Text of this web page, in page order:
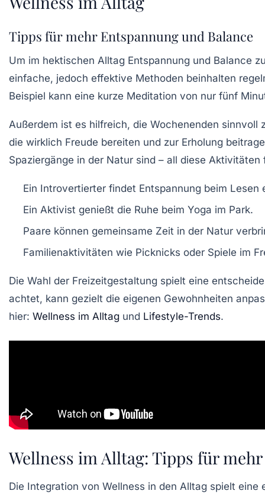
Tipps für mehr Entspannung und Balance
Um im hektischen Alltag Entspannung und Balance
einfache, jedoch effektive Methoden beinhalten
Beispiel kann eine kurze Meditation von nur fünf
Außerdem ist es hilfreich, die Wochenenden
die wirklich Freude bereiten und zur Erholung
Spaziergänge in der Natur sind – all diese
Ein Introvertierter findet Entspannung beim Lesen
Ein Aktivist genießt die Ruhe beim Yoga im Park.
Paare können gemeinsame Zeit in der Natur
Familienaktivitäten wie Picknicks oder Spiele im
Die Wahl der Freizeitgestaltung spielt eine
achtet, kann gezielt die eigenen Gewohnheiten
hier: Wellness im Alltag und Lifestyle-Trends.
Wellness im Alltag: Tipps für
Die Integration von Wellness in den Alltag spielt eine